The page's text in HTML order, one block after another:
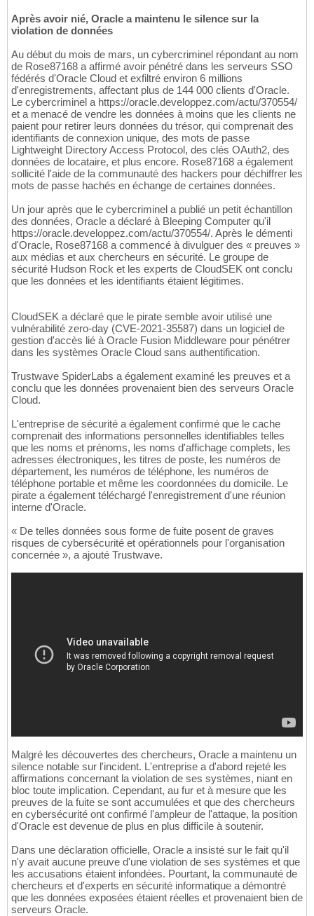
Après avoir nié, Oracle a maintenu le silence sur la
violation de données
Au début du mois de mars, un cybercriminel répondant au nom
de Rose87168 a affirmé avoir pénétré dans les serveurs SSO
fédérés d'Oracle Cloud et exfiltré environ 6 millions
d'enregistrements, affectant plus de 144 000 clients d'Oracle.
Le cybercriminel a https://oracle.developpez.com/actu/370554/
et a menacé de vendre les données à moins que les clients ne
paient pour retirer leurs données du trésor, qui comprenait des
identifiants de connexion unique, des mots de passe
Lightweight Directory Access Protocol, des clés OAuth2, des
données de locataire, et plus encore. Rose87168 a également
sollicité l'aide de la communauté des hackers pour déchiffrer les
mots de passe hachés en échange de certaines données.
Un jour après que le cybercriminel a publié un petit échantillon
des données, Oracle a déclaré à Bleeping Computer qu'il
https://oracle.developpez.com/actu/370554/. Après le démenti
d'Oracle, Rose87168 a commencé à divulguer des « preuves »
aux médias et aux chercheurs en sécurité. Le groupe de
sécurité Hudson Rock et les experts de CloudSEK ont conclu
que les données et les identifiants étaient légitimes.
CloudSEK a déclaré que le pirate semble avoir utilisé une
vulnérabilité zero-day (CVE-2021-35587) dans un logiciel de
gestion d'accès lié à Oracle Fusion Middleware pour pénétrer
dans les systèmes Oracle Cloud sans authentification.
Trustwave SpiderLabs a également examiné les preuves et a
conclu que les données provenaient bien des serveurs Oracle
Cloud.
L'entreprise de sécurité a également confirmé que le cache
comprenait des informations personnelles identifiables telles
que les noms et prénoms, les noms d'affichage complets, les
adresses électroniques, les titres de poste, les numéros de
département, les numéros de téléphone, les numéros de
téléphone portable et même les coordonnées du domicile. Le
pirate a également téléchargé l'enregistrement d'une réunion
interne d'Oracle.
« De telles données sous forme de fuite posent de graves
risques de cybersécurité et opérationnels pour l'organisation
concernée », a ajouté Trustwave.
Malgré les découvertes des chercheurs, Oracle a maintenu un
silence notable sur l'incident. L'entreprise a d'abord rejeté les
affirmations concernant la violation de ses systèmes, niant en
bloc toute implication. Cependant, au fur et à mesure que les
preuves de la fuite se sont accumulées et que des chercheurs
en cybersécurité ont confirmé l'ampleur de l'attaque, la position
d'Oracle est devenue de plus en plus difficile à soutenir.
Dans une déclaration officielle, Oracle a insisté sur le fait qu'il
n'y avait aucune preuve d'une violation de ses systèmes et que
les accusations étaient infondées. Pourtant, la communauté de
chercheurs et d'experts en sécurité informatique a démontré
que les données exposées étaient réelles et provenaient bien de
serveurs Oracle.